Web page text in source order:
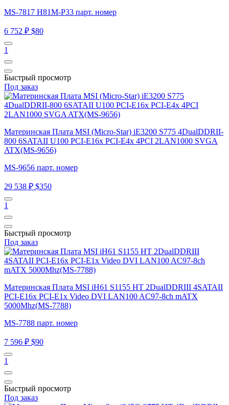
MS-7817 H81M-P33 парт. номер
6 752 ₽ $80
1
Быстрый просмотр
Под заказ
Материнская Плата MSI (Micro-Star) iE3200 S775 4DualDDRII-
800 6SATAII U100 PCI-E16x PCI-E4x 4PCI 2LAN1000 SVGA
ATX(MS-9656)
MS-9656 парт. номер
29 538 ₽ $350
1
Быстрый просмотр
Под заказ
Материнская Плата MSI iH61 S1155 HT 2DualDDRIII 4SATAII
PCI-E16x PCI-E1x Video DVI LAN100 AC97-8ch mATX
5000Mhz(MS-7788)
MS-7788 парт. номер
7 596 ₽ $90
1
Быстрый просмотр
Под заказ